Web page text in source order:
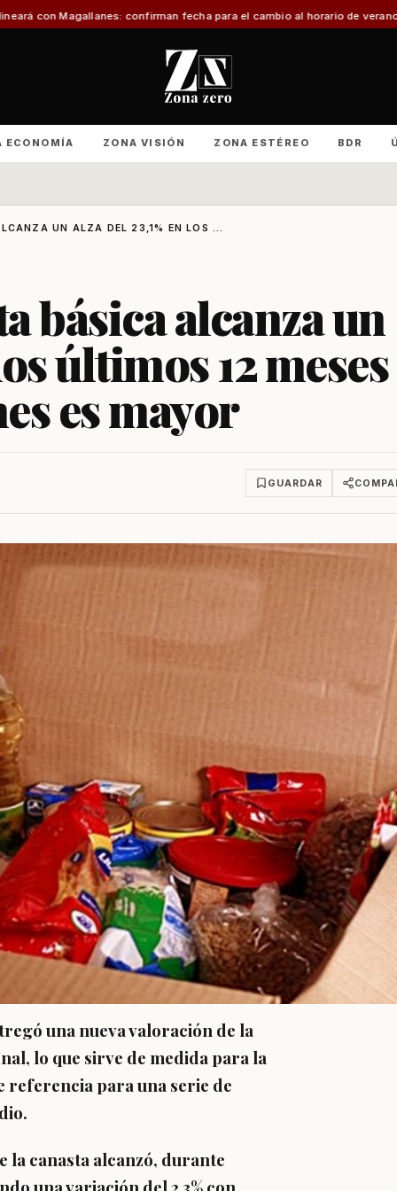
confirman fecha para el cambio al horario de verano Con foco en
ECONOMÍA ZONA VISIÓN ZONA ESTÉREO BDR
UN ALZA DEL 23,1% EN LOS ...
básica alcanza un
últimos 12 meses
es mayor
GUARDAR
una nueva valoración de la
lo que sirve de medida para la
referencia para una serie de
la canasta alcanzó, durante